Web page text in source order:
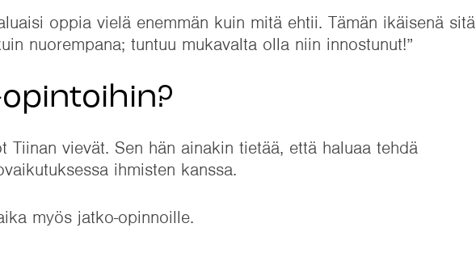
oppia vielä enemmän kuin mitä ehtii. Tämän ikäisenä sitä
nuorempana; tuntuu mukavalta olla niin innostunut!”
vievät. Sen hän ainakin tietää, että haluaa tehdä
ihmisten kanssa.
myös jatko-opinnoille.